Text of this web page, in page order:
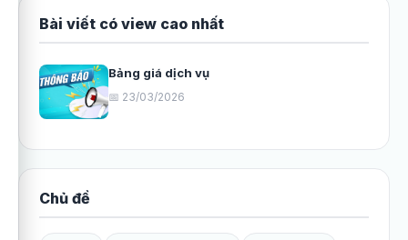
Bài viết có view cao nhất
Bảng giá dịch vụ
📅 23/03/2026
Chủ đề